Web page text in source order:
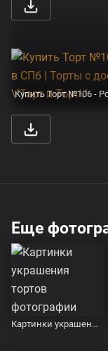
Еще
Картинки украшения